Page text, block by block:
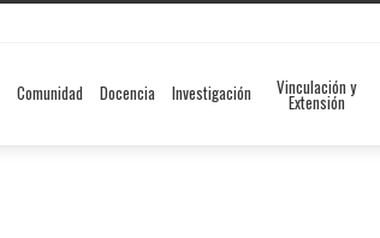
Comunidad Docencia Investigación Vinculación y
Extensión